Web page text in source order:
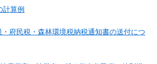
計算例
府民税・森林環境税納税通知書の送付につ